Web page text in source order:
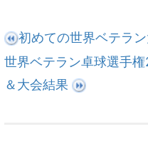
初めての世界ベテラ
世界ベテラン卓球選手
＆大会結果